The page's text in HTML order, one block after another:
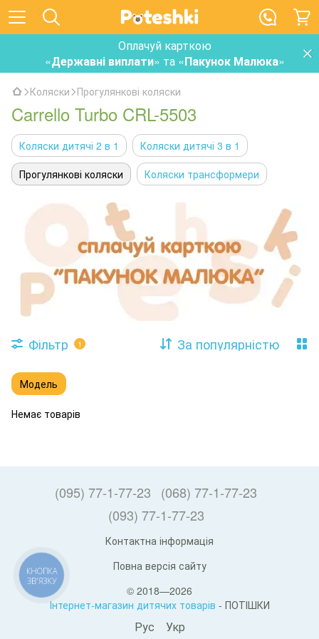
Оплачуй карткою
«Державні виплати» та «Пакунок Малюка»
Коляски Прогулянкові коляски
Carrello Turbo CRL-5503
Коляски дитячі 2 в 1
Коляски дитячі 3 в 1
Прогулянкові коляски
Коляски трансформери
Фільтр 1 За популярністю
Модель
Немає товарів
(095) 77-1-77-23
(068) 77-1-77-23
(093) 77-1-77-23
Контактна інформація
Повна версія сайту
© 2018—2026
Інтернет-магазин дитячих товарів - ПОТІШКИ
Рус Укр
КНОПКА
ЗВ'ЯЗКУ